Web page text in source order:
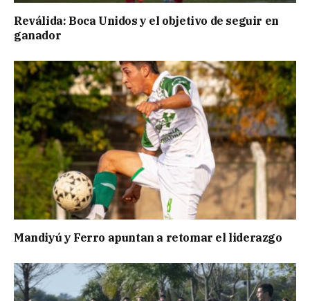
Reválida: Boca Unidos y el objetivo de seguir en
ganador
Mandiyú y Ferro apuntan a retomar el liderazgo